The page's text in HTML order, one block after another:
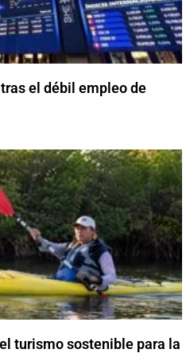
el débil empleo de
turismo sostenible para la